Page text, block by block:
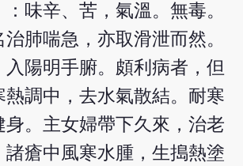
：味辛、苦，氣溫。無毒。
治肺喘急，亦取滑泄而然。
陽明手腑。頗利病者，但
熱調中，去水氣散結。耐寒
身。主女婦帶下久來，治老
諸瘡中風寒水腫，生搗熱塗